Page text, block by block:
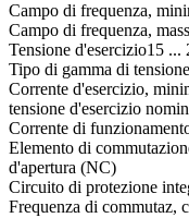
Campo di frequenza,
Campo di frequenza,
Tensione d'esercizio15 ...
Tipo di gamma di tensione
Corrente d'esercizio,
tensione d'esercizio
Corrente di
Elemento di
d'apertura (NC)
Circuito di protezione
Frequenza di commutaz,